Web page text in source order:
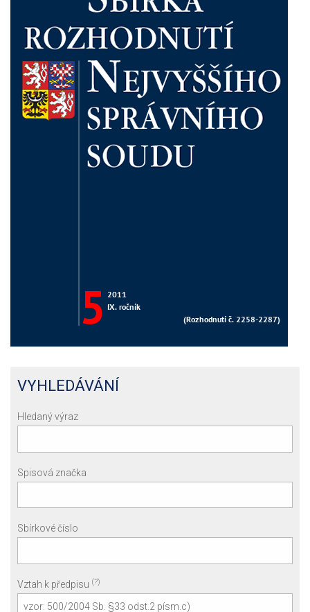
VYHLEDÁVÁNÍ
Hledaný výraz
Spisová značka
Sbírkové číslo
Vztah k předpisu (?)